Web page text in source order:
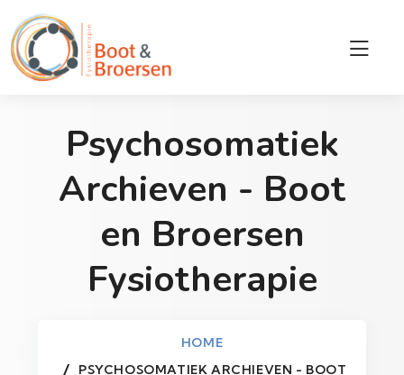
Psychosomatiek
Archieven - Boot
en Broersen
Fysiotherapie
HOME
PSYCHOSOMATIEK ARCHIEVEN - BOOT